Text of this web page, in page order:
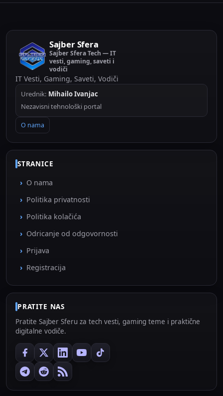
Sajber Sfera
Sajber Sfera Tech — IT
vesti, gaming, saveti i
vodiči
IT Vesti, Gaming, Saveti, Vodiči
Urednik: Mihailo Ivanjac
Nezavisni tehnološki portal
O nama
STRANICE
O nama
Politika privatnosti
Politika kolačića
Odricanje od odgovornosti
Prijava
Registracija
PRATITE NAS
Pratite Sajber Sferu za tech vesti, gaming teme i praktične
digitalne vodiče.